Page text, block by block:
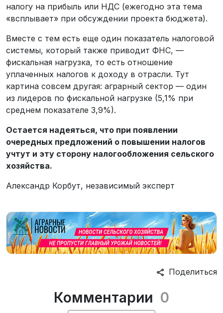
налогу на прибыль или НДС (ежегодно эта тема
«всплывает» при обсуждении проекта бюджета).
Вместе с тем есть еще один показатель налоговой
системы, который также приводит ФНС, —
фискальная нагрузка, то есть отношение
уплаченных налогов к доходу в отрасли. Тут
картина совсем другая: аграрный сектор — один
из лидеров по фискальной нагрузке (5,1% при
среднем показателе 3,9%).
Остается надеяться, что при появлении
очередных предложений о повышении налогов
учтут и эту сторону налогообложения сельского
хозяйства.
Александр Корбут, независимый эксперт
Поделиться
Комментарии 0